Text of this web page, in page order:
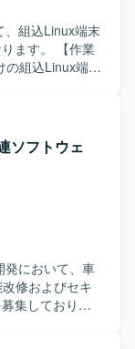
ェア全体の構
環境での作業と
構築、Qtや画像
、組込Linux端末
【作業
の組込Linux端末
【求め
ストまでを主
ど新しい技術
がら開発を進
末の開発に携
る知見を深め
広い工程に関
を積むことが
顔認証などの
ソフトウェ
発において、車
修およびセキ
集しておりま